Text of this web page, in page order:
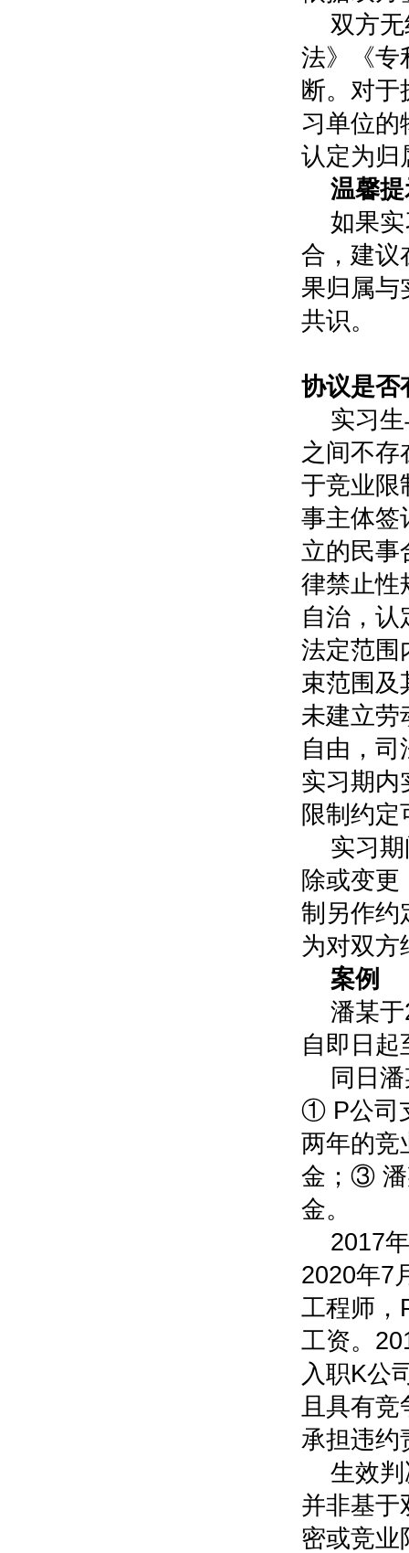
双方
法》《专
断。对
习单位的
认定为归
温馨
如果
合，建议
果归属与
共识。
协议是否
实习
之间不存
于竞业限
事主体签
立的民事
律禁止性
自治，
法定范围
束范围及
未建立劳
自由，
实习期内
限制约定
实习
除或变
制另作约
为对双方
案例
潘某
自即日起
同日
① P公司
两年的竞
金；③ 潘
金。
2017
2020年7
工程师，
工资。
入职K公
且具有竞
承担违约
生效
并非基于
密或竞业